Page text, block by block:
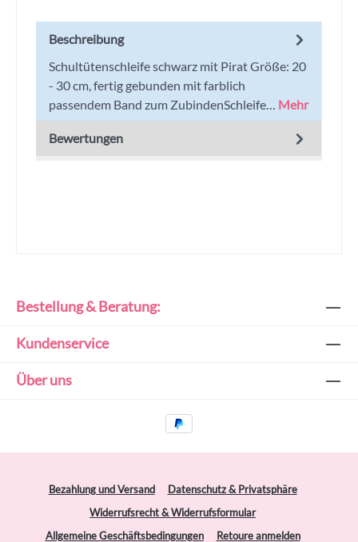
Beschreibung
Schultütenschleife schwarz mit Pirat Größe: 20
- 30 cm, fertig gebunden mit farblich
passendem Band zum ZubindenSchleife… Mehr
Bewertungen
Bestellung & Beratung:
Kundenservice
Über uns
Bezahlung und Versand
Datenschutz & Privatsphäre
Widerrufsrecht & Widerrufsformular
Allgemeine Geschäftsbedingungen
Retoure anmelden